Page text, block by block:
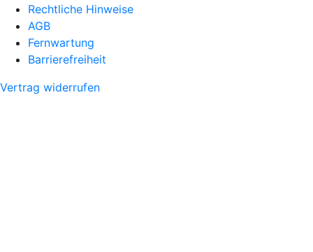
Rechtliche Hinweise
AGB
Fernwartung
Barrierefreiheit
Vertrag widerrufen